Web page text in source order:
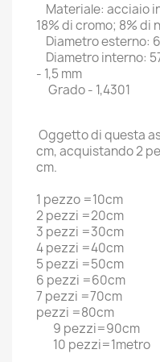
Materiale: acciaio
18% di cromo; 8% di
Diametro esterno:
Diametro interno:
- 1,5 mm
Grado - 1,4301
Oggetto di questa
cm, acquistando 2
cm.
1 pezzo =10cm
2 pezzi =20cm
3 pezzi =30cm
4 pezzi =40cm
5 pezzi =50cm
6 pezzi =60cm
7 pezzi =70cm
pezzi =80cm
9 pezzi=90cm
10 pezzi=1metro